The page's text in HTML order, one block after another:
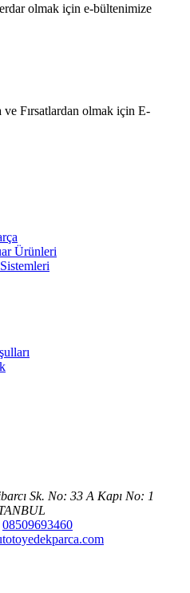
olmak için e-bültenimize
Fırsatlardan olmak için E-
Ürünleri
Sk. No: 33 A Kapı No: 1
08509693460